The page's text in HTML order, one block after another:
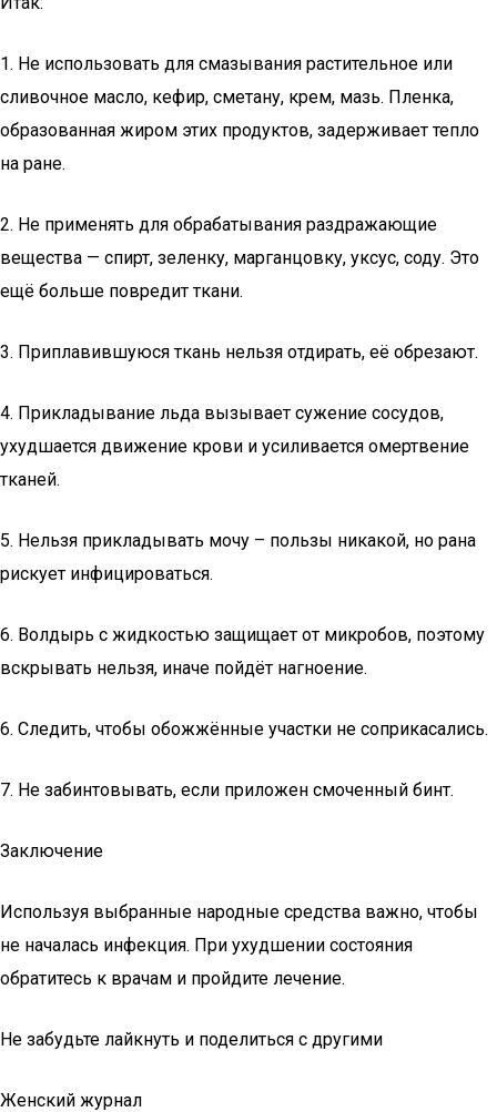
1. Не использовать для смазывания растительное или
сливочное масло, кефир, сметану, крем, мазь. Пленка,
образованная жиром этих продуктов, задерживает тепло
на ране.
2. Не применять для обрабатывания раздражающие
вещества — спирт, зеленку, марганцовку, уксус, соду. Это
ещё больше повредит ткани.
3. Приплавившуюся ткань нельзя отдирать, её обрезают.
4. Прикладывание льда вызывает сужение сосудов,
ухудшается движение крови и усиливается омертвение
тканей.
5. Нельзя прикладывать мочу – пользы никакой, но рана
рискует инфицироваться.
6. Волдырь с жидкостью защищает от микробов, поэтому
вскрывать нельзя, иначе пойдёт нагноение.
6. Следить, чтобы обожжённые участки не соприкасались.
7. Не забинтовывать, если приложен смоченный бинт.
Заключение
Используя выбранные народные средства важно, чтобы
не началась инфекция. При ухудшении состояния
обратитесь к врачам и пройдите лечение.
Не забудьте лайкнуть и поделиться с другими
Женский журнал